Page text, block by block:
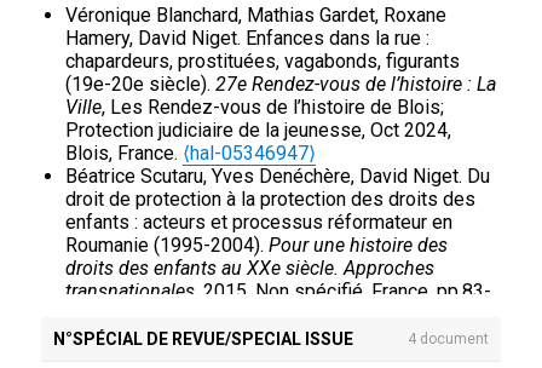
David Niget. Expertise médico-pédagogique et
délinquance juvénile en Belgique au XXe siècle.
Histoire@Politique : revue du Centre d'histoire de
Sciences Po, 2011, 14, pp.38-54.⟨hal-01924816⟩
David Niget. De l'hystérie à la révolte : l'observation
médico-pédagogique des jeunes délinquantes en
Belgique (1912-1965).Champ Pénal
pp.1-27. ⟨10.4000/champpenal.8056⟩.⟨hal-
01924814⟩
David Niget. Du pénal au social. L’hybridation des
politiques judiciaires et assistancielles de
protection de la jeunesse dans la première moitié
du XXe siècle.Histoire et Sociétés, 2008, 25-26,
David Niget. La violence, attribut et stigmate de la
Véronique Blanchard, Mathias Gardet, Roxane
Hamery, David Niget. Enfances dans la rue :
chapardeurs, prostituées, vagabonds, figurants
(19e-20e siècle).27e Rendez-vous de l’histoire : La
Ville, Les Rendez-vous de l’histoire de Blois;
Protection judiciaire de la jeunesse, Oct 2024,
Blois, France. ⟨hal-05346947⟩
Béatrice Scutaru, Yves Denéchère, David Niget. Du
droit de protection à la protection des droits des
enfants : acteurs et processus réformateur en
Roumanie (1995-2004).Pour une histoire des
droits des enfants au XXe siècle. Approches
transnationales , 2015, Non spécifié, France. pp.83-
N°SPÉCIAL DE REVUE/SPECIAL ISSUE 4 document